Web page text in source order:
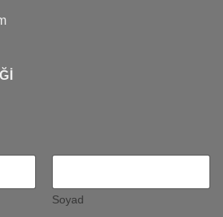
Soyad